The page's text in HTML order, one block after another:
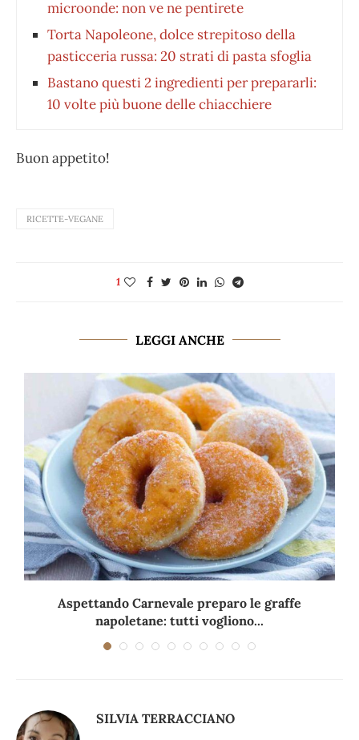
microonde: non ve ne pentirete
Torta Napoleone, dolce strepitoso della
pasticceria russa: 20 strati di pasta sfoglia
Bastano questi 2 ingredienti per prepararli:
10 volte più buone delle chiacchiere
Buon appetito!
RICETTE-VEGANE
1
LEGGI ANCHE
Aspettando Carnevale preparo le graffe
napoletane: tutti vogliono...
SILVIA TERRACCIANO